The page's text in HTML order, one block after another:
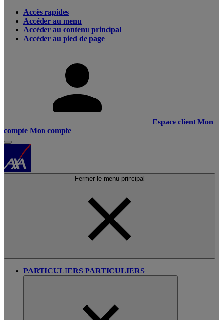
Accès rapides
Accéder au menu
Accéder au contenu principal
Accéder au pied de page
Espace client Mon
compte Mon compte
Fermer le menu principal
PARTICULIERS PARTICULIERS